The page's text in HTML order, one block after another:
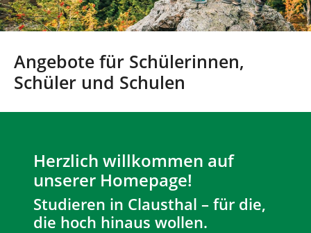
Angebote für Schülerinnen,
Schüler und Schulen
Herzlich willkommen auf
unserer Homepage!
Studieren in Clausthal – für die,
die hoch hinaus wollen.